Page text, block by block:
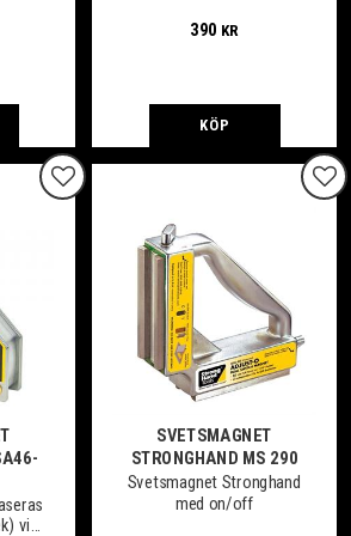
390 KR
KÖP
vikt
Lägg till i favoriter
SVETSMAGNET
STRONGHAND MS 290
Svetsmagnet Stronghand
med on/off